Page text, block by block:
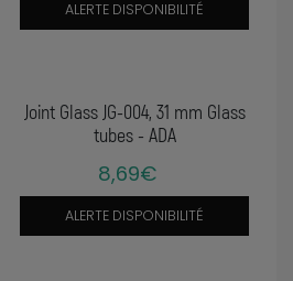
ALERTE DISPONIBILITÉ
Joint Glass JG-004, 31 mm Glass
tubes - ADA
8,69€
ALERTE DISPONIBILITÉ